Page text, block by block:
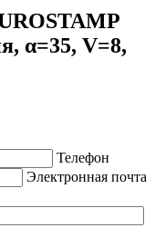
α=35, V=8,
Телефон
Электронная почта